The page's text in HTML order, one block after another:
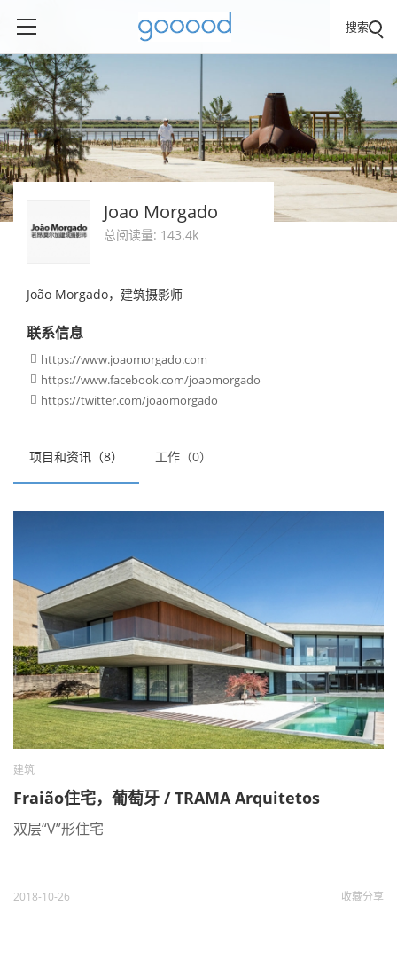
搜索
项目和资讯（8） 工作（0）
建筑
Fraião住宅，葡萄牙 / TRAMA Arquitetos
双层“V”形住宅
2018-10-26 收藏分享
Joao Morgado
总阅读量: 143.4k
João Morgado，建筑摄影师
联系信息
 https://www.joaomorgado.com
 https://www.facebook.com/joaomorgado
 https://twitter.com/joaomorgado